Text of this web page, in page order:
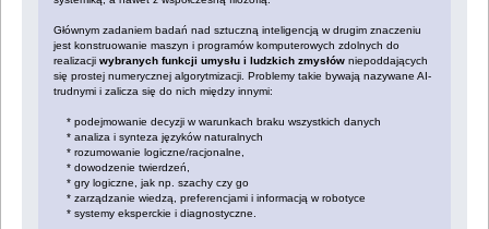
Głównym zadaniem badań nad sztuczną inteligencją w drugim znaczeniu
jest konstruowanie maszyn i programów komputerowych zdolnych do
realizacji wybranych funkcji umysłu i ludzkich zmysłów niepoddających
się prostej numerycznej algorytmizacji. Problemy takie bywają nazywane AI-
trudnymi i zalicza się do nich między innymi:
* podejmowanie decyzji w warunkach braku wszystkich danych
* analiza i synteza języków naturalnych
* rozumowanie logiczne/racjonalne,
* dowodzenie twierdzeń,
* gry logiczne, jak np. szachy czy go
* zarządzanie wiedzą, preferencjami i informacją w robotyce
* systemy eksperckie i diagnostyczne.